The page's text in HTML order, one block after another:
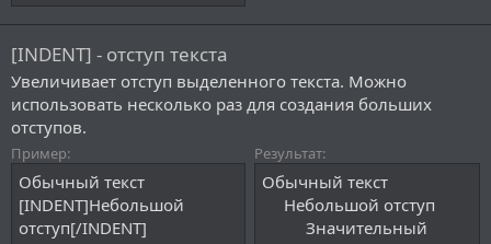
[INDENT] - отступ текста
Увеличивает отступ выделенного текста. Можно
использовать несколько раз для создания больших
отступов.
Пример:
Обычный текст
[INDENT]Небольшой
отступ[/INDENT]
Результат:
Обычный текст
Небольшой отступ​
Значительный